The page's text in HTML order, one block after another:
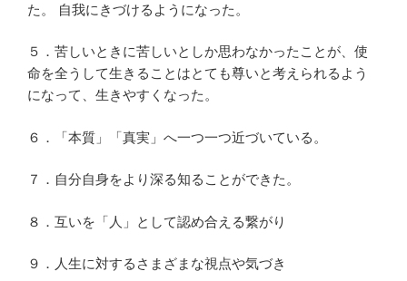
た。 自我にきづけるようになった。
５．苦しいときに苦しいとしか思わなかったことが、使
命を全うして生きることはとても尊いと考えられるよう
になって、生きやすくなった。
６．「本質」「真実」へ一つ一つ近づいている。
７．自分自身をより深る知ることができた。
８．互いを「人」として認め合える繋がり
９．人生に対するさまざまな視点や気づき